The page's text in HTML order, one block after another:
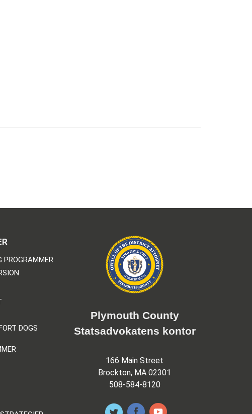
PROGRAMMER
DOGS
Plymouth County
Statsadvokatens kontor
166 Main Street
Brockton, MA 02301
508-584-8120